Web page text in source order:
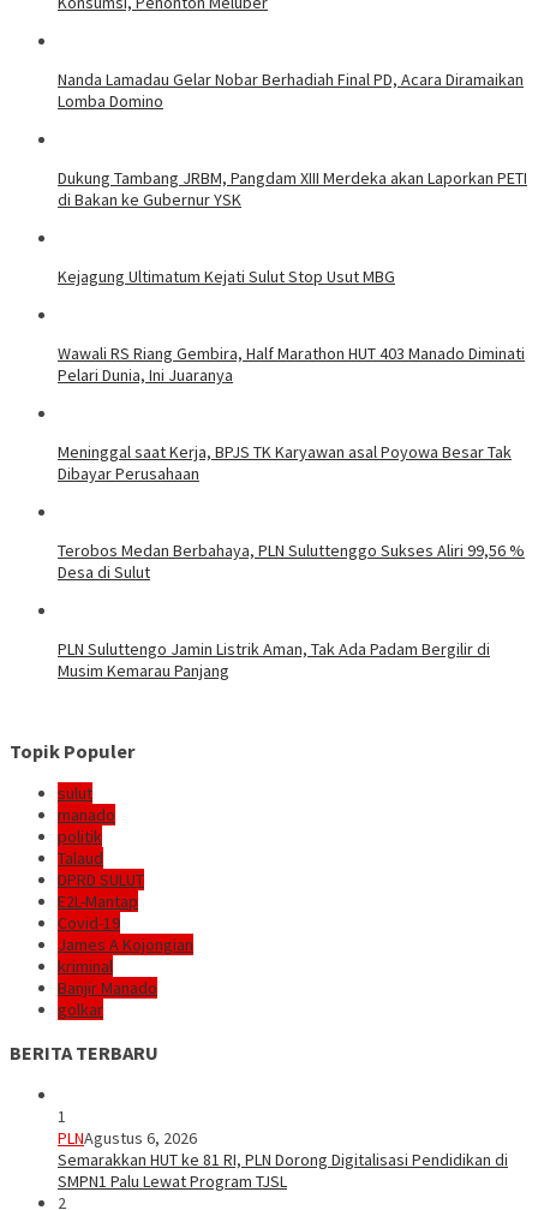
Nanda Lamadau Gelar Nobar Berhadiah Final PD, Acara Diramaikan
Lomba Domino
Dukung Tambang JRBM, Pangdam XIII Merdeka akan Laporkan PETI
di Bakan ke Gubernur YSK
Kejagung Ultimatum Kejati Sulut Stop Usut MBG
Wawali RS Riang Gembira, Half Marathon HUT 403 Manado Diminati
Pelari Dunia, Ini Juaranya
Meninggal saat Kerja, BPJS TK Karyawan asal Poyowa Besar Tak
Dibayar Perusahaan
Terobos Medan Berbahaya, PLN Suluttenggo Sukses Aliri 99,56 %
Desa di Sulut
PLN Suluttengo Jamin Listrik Aman, Tak Ada Padam Bergilir di
Musim Kemarau Panjang
Topik Populer
sulut
manado
politik
Talaud
DPRD SULUT
E2L-Mantap
Covid-19
James A Kojongian
kriminal
Banjir Manado
golkar
BERITA TERBARU
1
PLNAgustus 6, 2026
Semarakkan HUT ke 81 RI, PLN Dorong Digitalisasi Pendidikan di
SMPN1 Palu Lewat Program TJSL
2